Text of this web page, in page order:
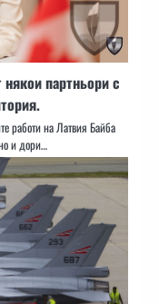
партньори с
работи на Латвия Байба
и дори…